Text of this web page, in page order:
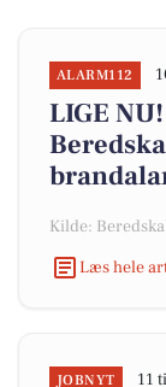
ALARM112
LIGE
Kilde:
Læs hele
JOBNYT 11